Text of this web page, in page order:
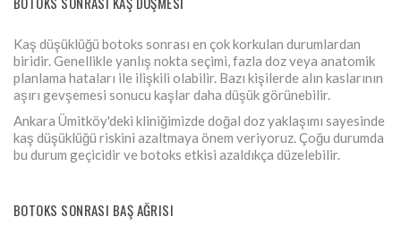
Kaş düşüklüğü botoks sonrası en çok korkulan durumlardan
biridir. Genellikle yanlış nokta seçimi, fazla doz veya anatomik
planlama hataları ile ilişkili olabilir. Bazı kişilerde alın kaslarının
aşırı gevşemesi sonucu kaşlar daha düşük görünebilir.
Ankara Ümitköy'deki kliniğimizde doğal doz yaklaşımı sayesinde
kaş düşüklüğü riskini azaltmaya önem veriyoruz. Çoğu durumda
bu durum geçicidir ve botoks etkisi azaldıkça düzelebilir.
BOTOKS SONRASI BAŞ AĞRISI